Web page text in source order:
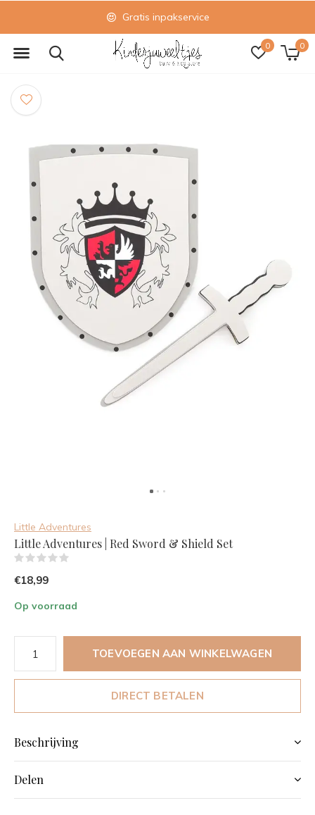
0 0
Gratis inpakservice
Little Adventures
Little Adventures | Red Sword & Shield Set
€18,99
Op voorraad
TOEVOEGEN AAN WINKELWAGEN
DIRECT BETALEN
Beschrijving
Delen